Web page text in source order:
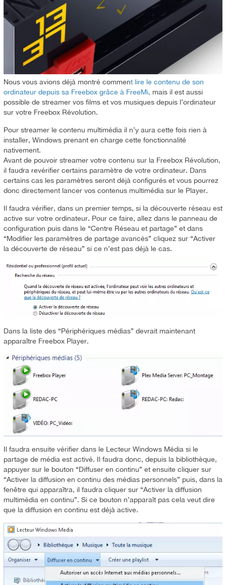
Nous vous avions déjà montré comment lire le contenu de son
ordinateur depuis sa Freebox grâce à FreeMi, mais il est aussi
possible de streamer vos films et vos musiques depuis l’ordinateur
sur votre Freebox Révolution.
Pour streamer le contenu multimédia il n’y aura cette fois rien à
installer, Windows prenant en charge cette fonctionnalité
nativement.
Avant de pouvoir streamer votre contenu sur la Freebox Révolution,
il faudra revérifier certains paramètre de votre ordinateur. Dans
certains cas les paramètres seront déjà configurés et vous pourrez
donc directement lancer vos contenus multimédia sur le Player.
Il faudra vérifier, dans un premier temps, si la découverte réseau est
active sur votre ordinateur. Pour ce faire, allez dans le panneau de
configuration puis dans le “Centre Réseau et partage” et dans
“Modifier les paramètres de partage avancés” cliquez sur “Activer
la découverte de réseau” si ce n’est pas déjà le cas.
Dans la liste des “Périphériques médias” devrait maintenant
apparaître Freebox Player.
Il faudra ensuite vérifier dans le Lecteur Windows Média si le
partage de média est activé. Il faudra donc, depuis la bibliothèque,
appuyer sur le bouton “Diffuser en continu” et ensuite cliquer sur
“Activer la diffusion en continu des médias personnels” puis, dans la
fenêtre qui apparaîtra, il faudra cliquer sur “Activer la diffusion
multimédia en continu”. Si ce bouton n’apparaît pas cela veut dire
que la diffusion en continu est déjà active.